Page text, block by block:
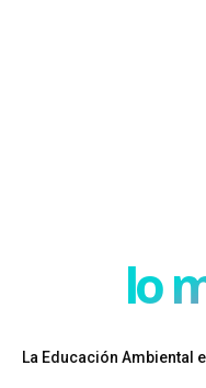
lo
La Educación Ambiental